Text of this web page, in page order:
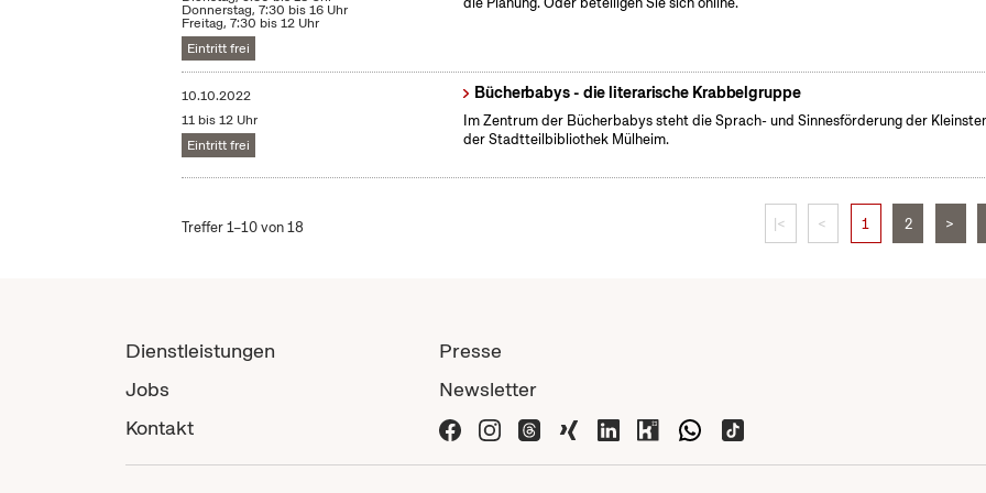
Donnerstag, 7:30 bis 16 Uhr
Freitag, 7:30 bis 12 Uhr
Eintritt frei
10.10.2022
11 bis 12 Uhr
Eintritt frei
Bücherbabys - die literarische Krabbelgruppe
Im Zentrum der Bücherbabys steht die Sprach- und Sinnesförderung der
der Stadtteilbibliothek Mülheim.
Treffer 1–10 von 18 |< < 1 2 >
Dienstleistungen
Jobs
Kontakt
Presse
Newsletter